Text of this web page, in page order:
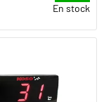
En stock